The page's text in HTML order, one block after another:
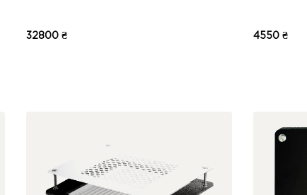
32800 ₴ 4550 ₴